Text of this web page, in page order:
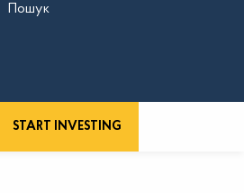
Пошук
START INVESTING